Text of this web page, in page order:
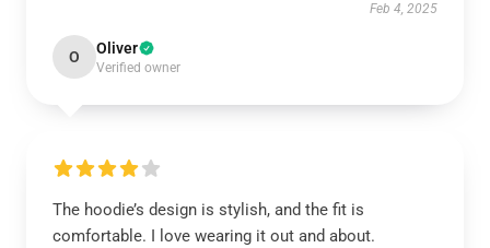
Feb 4, 2025
O Oliver
Verified owner
The hoodie’s design is stylish, and the fit is
comfortable. I love wearing it out and about.